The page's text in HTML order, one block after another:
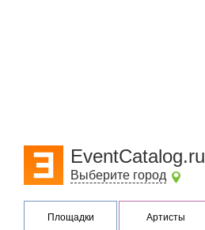
EventCatalog.ru
Выберите город
Площадки Артисты